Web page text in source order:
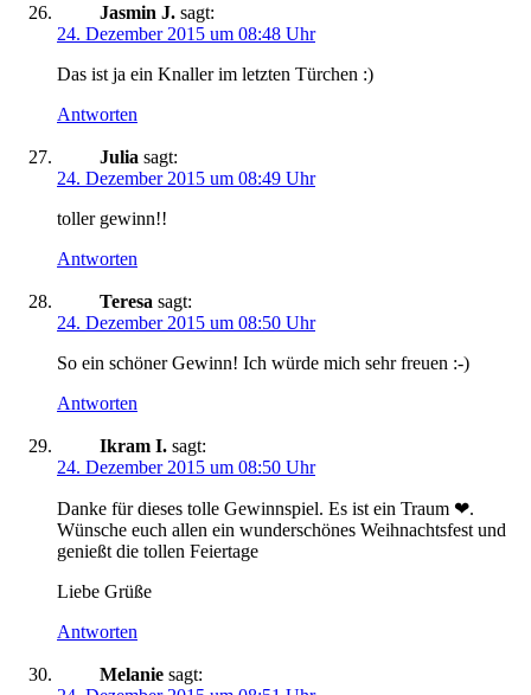
Jasmin J. sagt:
24. Dezember 2015 um 08:48 Uhr
Das ist ja ein Knaller im letzten Türchen :)
Antworten
Julia sagt:
24. Dezember 2015 um 08:49 Uhr
toller gewinn!!
Antworten
Teresa sagt:
24. Dezember 2015 um 08:50 Uhr
So ein schöner Gewinn! Ich würde mich sehr freuen :-)
Antworten
Ikram I. sagt:
24. Dezember 2015 um 08:50 Uhr
Danke für dieses tolle Gewinnspiel. Es ist ein Traum ❤.
Wünsche euch allen ein wunderschönes Weihnachtsfest und
genießt die tollen Feiertage
Liebe Grüße
Antworten
Melanie sagt: